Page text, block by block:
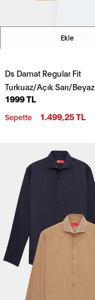
Ekle
Ds Damat Regular Fit
Turkuaz/Açık Sarı/Beyaz
Pike Dokulu %100 Pamuk
Polo Yaka T-Shirt
1999 TL
Sepette 1.499,25 TL